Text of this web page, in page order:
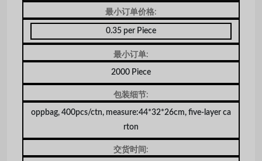
最小订单价格:
0.35 per Piece
最小订单:
2000 Piece
包装细节:
oppbag, 400pcs/ctn, measure:44*32*26cm, five-layer ca
rton
交货时间: